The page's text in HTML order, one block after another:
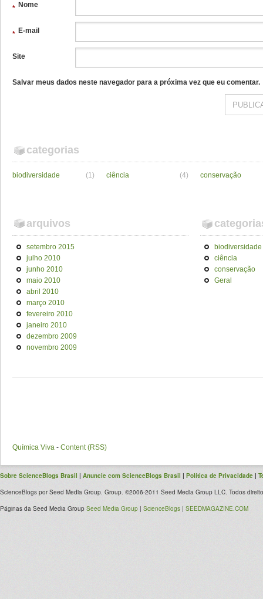
Nome
*
E-mail
*
Site
Salvar meus dados neste navegador para a próxima vez que eu comentar.
categorias
biodiversidade (1) ciência (4) conservação
arquivos
setembro 2015
julho 2010
junho 2010
maio 2010
abril 2010
março 2010
fevereiro 2010
janeiro 2010
dezembro 2009
novembro 2009
biodiversidade
ciência
conservação
Geral
Química Viva - Content (RSS)
Sobre ScienceBlogs Brasil | Anuncie com ScienceBlogs Brasil | Política de Privacidade |
ScienceBlogs por Seed Media Group. Group. ©2006-2011 Seed Media Group LLC. Todos
Páginas da Seed Media Group Seed Media Group | ScienceBlogs | SEEDMAGAZINE.COM